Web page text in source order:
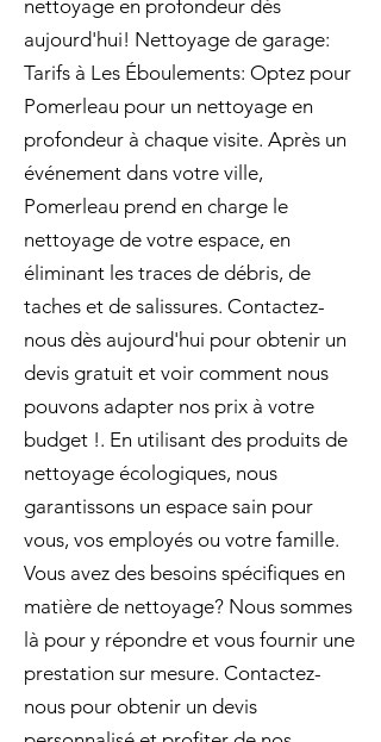
nettoyage en profondeur dès
aujourd'hui! Nettoyage de garage:
Tarifs à Les Éboulements: Optez pour
Pomerleau pour un nettoyage en
profondeur à chaque visite. Après un
événement dans votre ville,
Pomerleau prend en charge le
nettoyage de votre espace, en
éliminant les traces de débris, de
taches et de salissures. Contactez-
nous dès aujourd'hui pour obtenir un
devis gratuit et voir comment nous
pouvons adapter nos prix à votre
budget !. En utilisant des produits de
nettoyage écologiques, nous
garantissons un espace sain pour
vous, vos employés ou votre famille.
Vous avez des besoins spécifiques en
matière de nettoyage? Nous sommes
là pour y répondre et vous fournir une
prestation sur mesure. Contactez-
nous pour obtenir un devis